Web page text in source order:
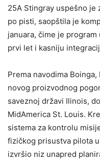
25A Stingray uspešno je
po pisti, saopštila je
januara, čime je
prvi let i kasniju
Prema navodima
novog proizvodnog
saveznoj državi Ilinois,
MidAmerica St. Louis.
sistema za kontrolu
fizičkog prisustva pilota
izvršio niz unapred